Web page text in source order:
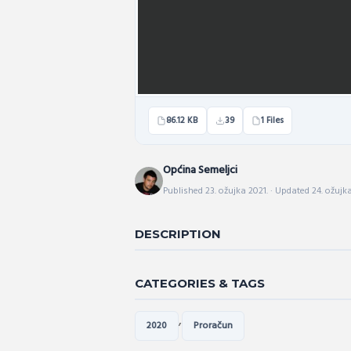
86.12 KB 39 1 Files
Općina Semeljci
Published 23. ožujka 2021. · Updated 24.
DESCRIPTION
CATEGORIES & TAGS
2020 , Proračun